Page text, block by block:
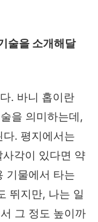
술을 소개해달
. 바니 홉이란
을 의미하는데,
다. 평지에서는
사각이 있다면 약
기물에서 타는
뛰지만, 나는 일
그 정도 높이까